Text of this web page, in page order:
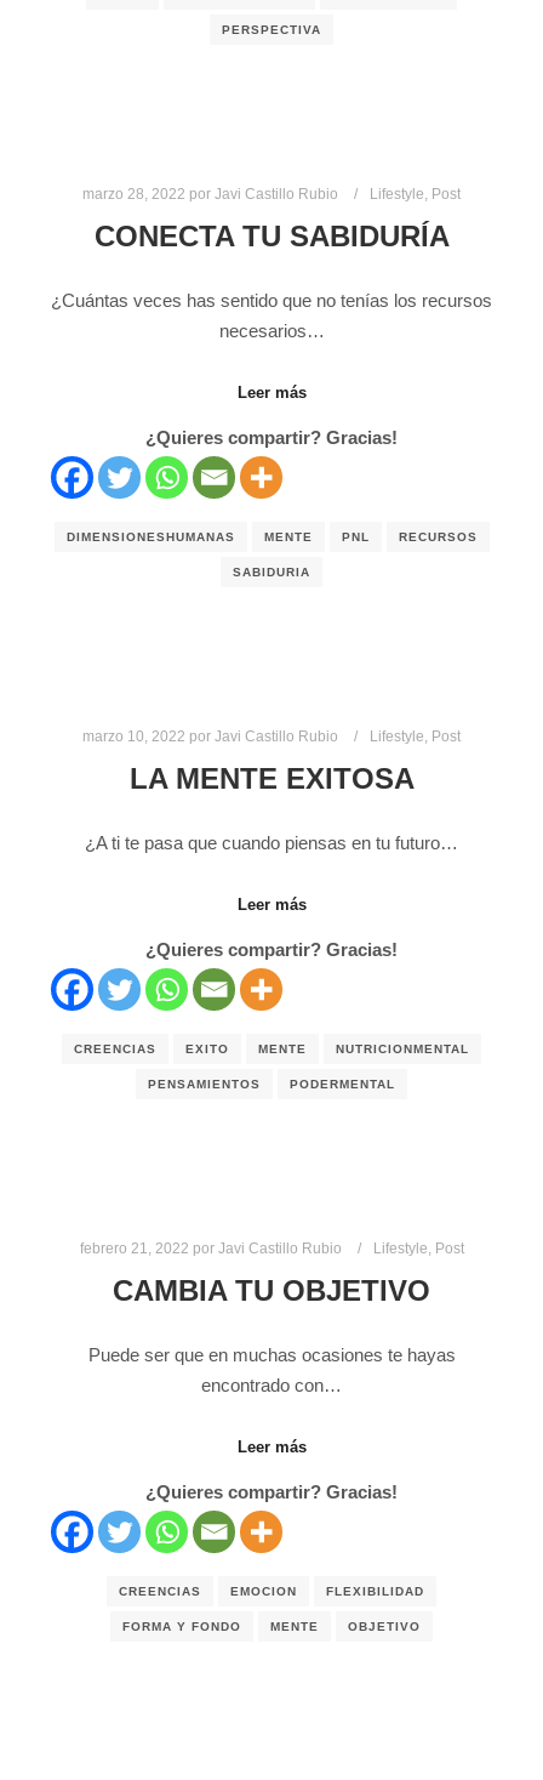
PERSPECTIVA
marzo 28, 2022 por Javi Castillo Rubio Lifestyle Post
CONECTA TU SABIDURÍA
¿Cuántas veces has sentido que no tenías los recursos
necesarios…
Leer más
¿Quieres compartir? Gracias!
DIMENSIONESHUMANAS MENTE PNL RECURSOS
SABIDURIA
marzo 10, 2022 por Javi Castillo Rubio Lifestyle Post
LA MENTE EXITOSA
¿A ti te pasa que cuando piensas en tu futuro…
Leer más
¿Quieres compartir? Gracias!
CREENCIAS EXITO MENTE NUTRICIONMENTAL
PENSAMIENTOS PODERMENTAL
febrero 21, 2022 por Javi Castillo Rubio Lifestyle Post
CAMBIA TU OBJETIVO
Puede ser que en muchas ocasiones te hayas
encontrado con…
Leer más
¿Quieres compartir? Gracias!
CREENCIAS EMOCION FLEXIBILIDAD
FORMA Y FONDO MENTE OBJETIVO